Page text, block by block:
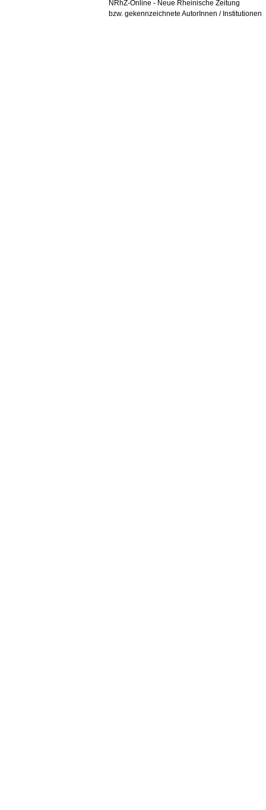
NRhZ-Online - Neue Rheinische Zeitung
bzw. gekennzeichnete AutorInnen / Institutionen